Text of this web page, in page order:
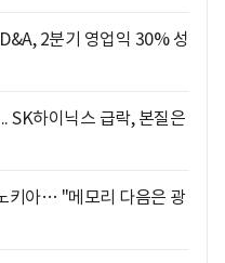
2분기 영업익 30% 성
SK하이닉스 급락, 본질은
키아… "메모리 다음은 광